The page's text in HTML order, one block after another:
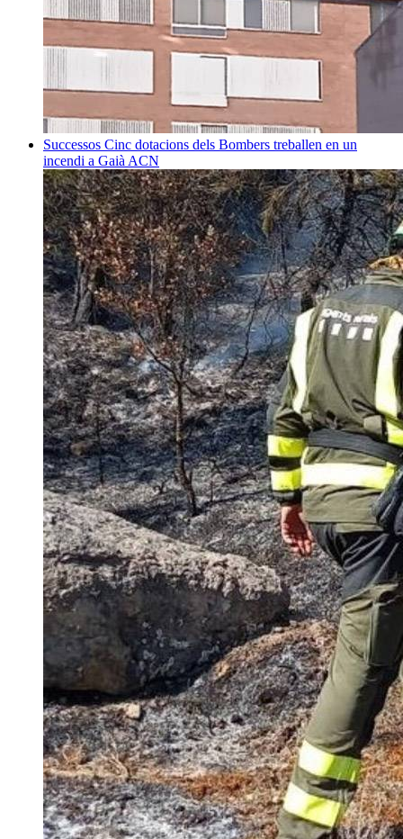
Successos Cinc dotacions dels Bombers treballen en un
incendi a Gaià ACN